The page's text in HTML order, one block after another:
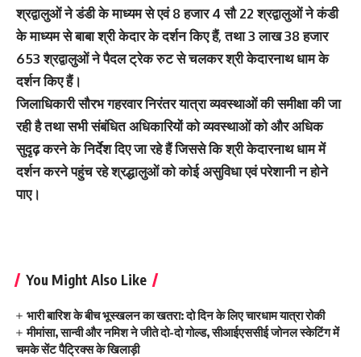
श्रद्वालुओं ने डंडी के माध्यम से एवं 8 हजार 4 सौ 22 श्रद्वालुओं ने कंडी
के माध्यम से बाबा श्री केदार के दर्शन किए हैं, तथा 3 लाख 38 हजार
653 श्रद्वालुओं ने पैदल ट्रेक रुट से चलकर श्री केदारनाथ धाम के
दर्शन किए हैं।
जिलाधिकारी सौरभ गहरवार निरंतर यात्रा व्यवस्थाओं की समीक्षा की जा
रही है तथा सभी संबंधित अधिकारियों को व्यवस्थाओं को और अधिक
सुदृढ़ करने के निर्देश दिए जा रहे हैं जिससे कि श्री केदारनाथ धाम में
दर्शन करने पहुंच रहे श्रद्धालुओं को कोई असुविधा एवं परेशानी न होने
पाए।
You Might Also Like
भारी बारिश के बीच भूस्खलन का खतरा: दो दिन के लिए चारधाम यात्रा रोकी
मीमांसा, सान्वी और नमिश ने जीते दो-दो गोल्ड, सीआईएससीई जोनल स्केटिंग में
चमके सेंट पैट्रिक्स के खिलाड़ी